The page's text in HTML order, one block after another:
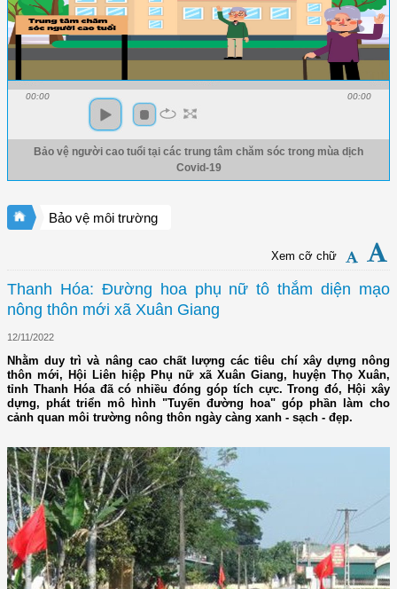
00:00 00:00
Bảo vệ người cao tuổi tại các trung tâm chăm sóc trong mùa dịch
Covid-19
Bảo vệ môi trường
Xem cỡ chữ
Thanh Hóa: Đường hoa phụ nữ tô thắm diện mạo
nông thôn mới xã Xuân Giang
12/11/2022
Nhằm duy trì và nâng cao chất lượng các tiêu chí xây dựng nông
thôn mới, Hội Liên hiệp Phụ nữ xã Xuân Giang, huyện Thọ Xuân,
tỉnh Thanh Hóa đã có nhiều đóng góp tích cực. Trong đó, Hội xây
dựng, phát triển mô hình "Tuyến đường hoa" góp phần làm cho
cảnh quan môi trường nông thôn ngày càng xanh - sạch - đẹp.